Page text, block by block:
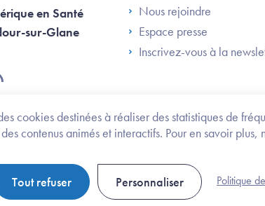
cookies destinées à réaliser des statistiques de
contenus animés et interactifs. Pour en savoir
Tout refuser Personnaliser Politique
en Santé
sur-Glane
Footer Left
Nous rejoindre
Espace presse
Inscrivez-vous à la
personnes handicapées Legifrance.gouv.fr
de gestion de cookies Gestion des cookies